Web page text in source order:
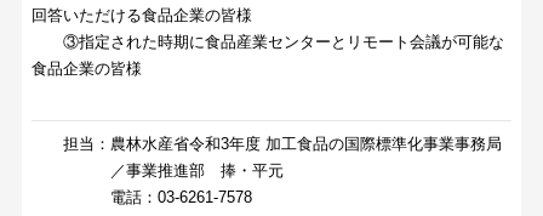
回答いただける食品企業の皆様
③指定された時期に食品産業センターとリモート会議が可能な
食品企業の皆様
担当：農林水産省令和3年度 加工食品の国際標準化事業事務局
／事業推進部 捧・平元
電話：03-6261-7578